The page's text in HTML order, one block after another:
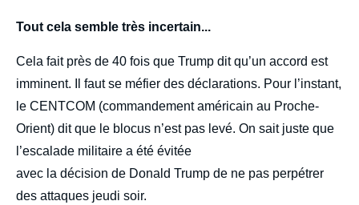
Tout cela semble très incertain...
Cela fait près de 40 fois que Trump dit qu’un accord est
imminent. Il faut se méfier des déclarations. Pour l’instant,
le CENTCOM (commandement américain au Proche-
Orient) dit que le blocus n’est pas levé. On sait juste que
l’escalade militaire a été évitée
avec la décision de Donald Trump de ne pas perpétrer
des attaques jeudi soir.